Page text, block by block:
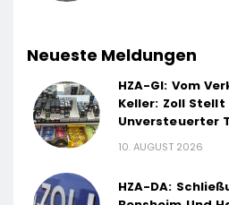
Neueste Meldungen
HZA-GI: Vom
Keller: Zoll
Unversteuerter
10. AUGUST 2026
HZA-DA: